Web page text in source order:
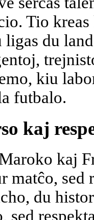
Tio
du
kiu
futbalo.
kaj
kaj
matĉo,
du
sed